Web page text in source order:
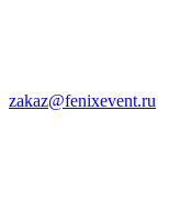
zakaz@fenixevent.ru